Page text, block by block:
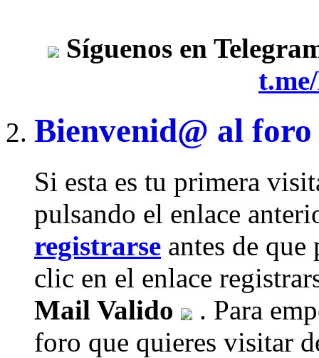
Síguenos en
Bienvenid@ al
Si esta es tu primera
pulsando el enlace
registrarse antes de que
clic en el enlace
Mail Valido
. Para
foro que quieres visitar